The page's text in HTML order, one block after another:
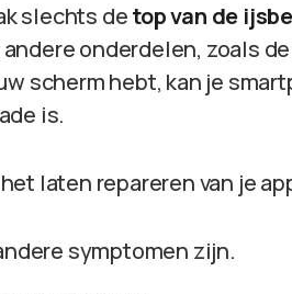
slechts detop van de
onderdelen, zoals
scherm hebt, kan je
is.
laten repareren van je
symptomen zijn.